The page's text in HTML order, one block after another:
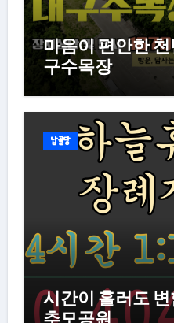
마음이 편안한
구수목장
납골당
시간이 흘러도
추모공원